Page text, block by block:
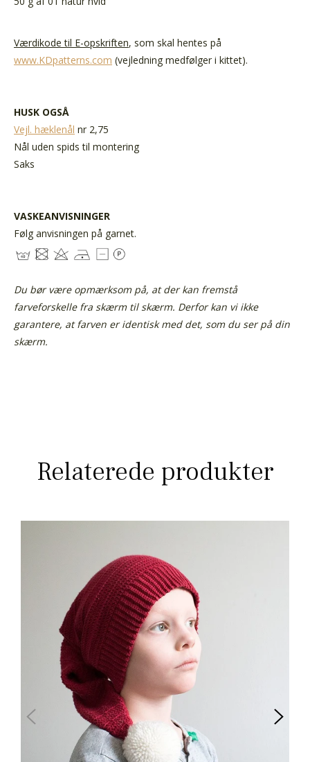
Værdikode til E-opskriften, som skal hentes på
www.KDpatterns.com (vejledning medfølger i kittet).
HUSK OGSÅ
Vejl. hæklenål nr 2,75
Nål uden spids til montering
Saks
VASKEANVISNINGER
Følg anvisningen på garnet.
Du bør være opmærksom på, at der kan fremstå
farveforskelle fra skærm til skærm. Derfor kan vi ikke
garantere, at farven er identisk med det, som du ser på din
skærm.
Relaterede produkter